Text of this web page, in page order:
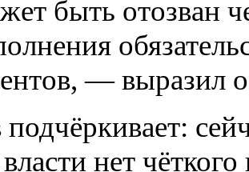
быть отозван
— выразил
нет